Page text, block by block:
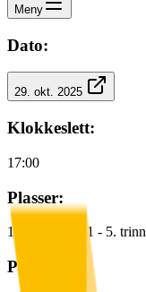
Meny
Dato:
29. okt. 2025
Klokkeslett:
17:00
Plasser:
18 1 - 5. trinn
Påmeldte: